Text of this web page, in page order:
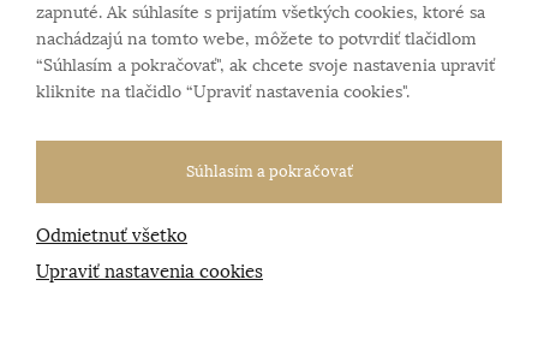
Sme rodinná firma a zameriavame sa na predaj hodiniek
a šperkov od roku 1994.
Pozrite sa na naše ďaľšie web stránky.
Všetky práva vyhradené
Tvorba e-shopovodBlueweb s.r.o.
zapnuté. Ak súhlasíte s prijatím všetkých cookies, ktoré sa
nachádzajú na tomto webe, môžete to potvrdiť tlačidlom
“Súhlasím a pokračovať", ak chcete svoje nastavenia upraviť
kliknite na tlačidlo “Upraviť nastavenia cookies".
Súhlasím a pokračovať
Odmietnuť všetko
Upraviť nastavenia cookies